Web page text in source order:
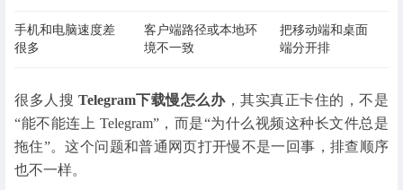
手机和电脑速度差
很多
客户端路径或本地环
境不一致
把移动端和桌面
端分开排
很多人搜 Telegram下载慢怎么办，其实真正卡住的，不是
“能不能连上 Telegram”，而是“为什么视频这种长文件总是
拖住”。这个问题和普通网页打开慢不是一回事，排查顺序
也不一样。